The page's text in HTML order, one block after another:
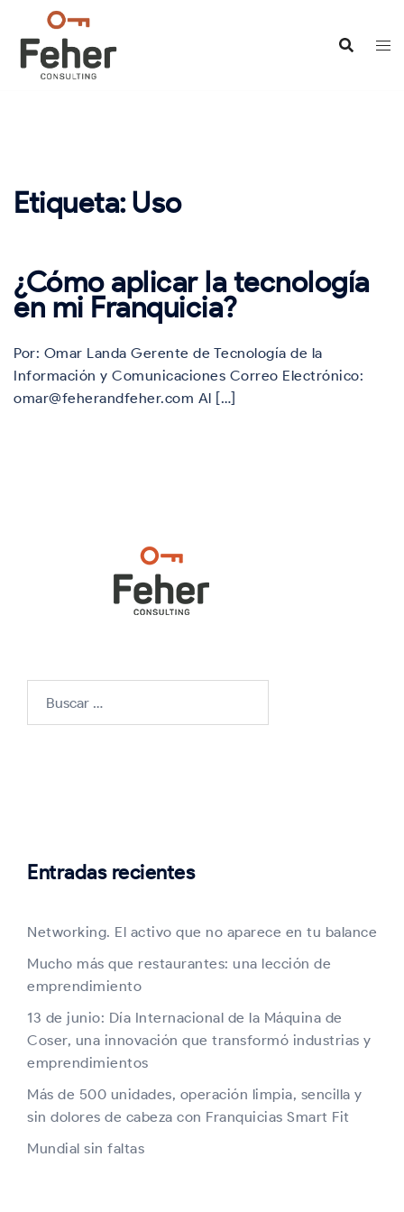
contenido
Etiqueta:Uso
¿Cómo aplicar la tecnología
en mi Franquicia?
Por: Omar Landa Gerente de Tecnología de la
Información y Comunicaciones Correo Electrónico:
omar@feherandfeher.com Al […]
Entradas recientes
Networking. El activo que no aparece en tu balance
Mucho más que restaurantes: una lección de
emprendimiento
13 de junio: Día Internacional de la Máquina de
Coser, una innovación que transformó industrias y
emprendimientos
Más de 500 unidades, operación limpia, sencilla y
sin dolores de cabeza con Franquicias Smart Fit
Mundial sin faltas